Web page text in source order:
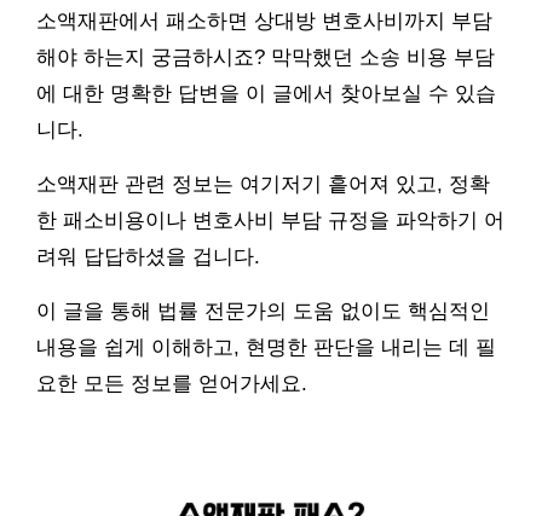
소액재판에서 패소하면 상대방 변호사비까지 부담
해야 하는지 궁금하시죠? 막막했던 소송 비용 부담
에 대한 명확한 답변을 이 글에서 찾아보실 수 있습
니다.
소액재판 관련 정보는 여기저기 흩어져 있고, 정확
한 패소비용이나 변호사비 부담 규정을 파악하기 어
려워 답답하셨을 겁니다.
이 글을 통해 법률 전문가의 도움 없이도 핵심적인
내용을 쉽게 이해하고, 현명한 판단을 내리는 데 필
요한 모든 정보를 얻어가세요.